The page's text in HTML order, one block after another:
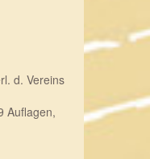
d. Vereins
Auflagen,